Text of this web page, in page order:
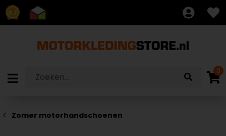
8.7
0
Zomer motorhandschoenen